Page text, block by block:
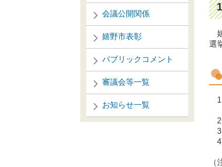
会議公開関係
嬉野市表彰
パブリックコメント
審議会等一覧
お知らせ一覧
選
1.
2.
3.
4.